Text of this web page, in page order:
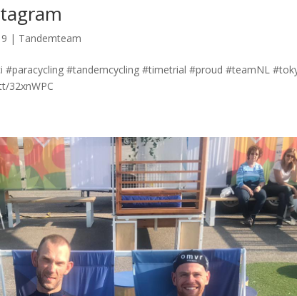
| Tandemteam
#paracycling #tandemcycling #timetrial #proud #teamNL
32xnWPC